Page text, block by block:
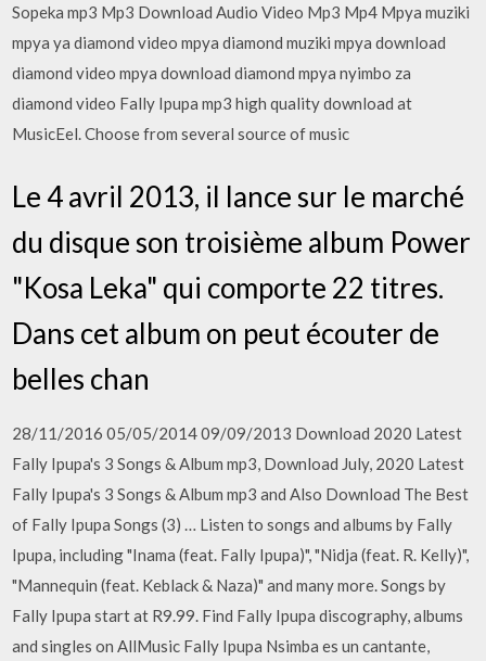
Sopeka mp3 Mp3 Download Audio Video Mp3 Mp4 Mpya muziki
mpya ya diamond video mpya diamond muziki mpya download
diamond video mpya download diamond mpya nyimbo za
diamond video Fally Ipupa mp3 high quality download at
MusicEel. Choose from several source of music
Le 4 avril 2013, il lance sur le marché
du disque son troisième album Power
"Kosa Leka" qui comporte 22 titres.
Dans cet album on peut écouter de
belles chan
28/11/2016 05/05/2014 09/09/2013 Download 2020 Latest
Fally Ipupa's 3 Songs & Album mp3, Download July, 2020 Latest
Fally Ipupa's 3 Songs & Album mp3 and Also Download The Best
of Fally Ipupa Songs (3) … ‎Listen to songs and albums by Fally
Ipupa, including "Inama (feat. Fally Ipupa)", "Nidja (feat. R. Kelly)",
"Mannequin (feat. Keblack & Naza)" and many more. Songs by
Fally Ipupa start at R9.99. Find Fally Ipupa discography, albums
and singles on AllMusic Fally Ipupa Nsimba es un cantante,